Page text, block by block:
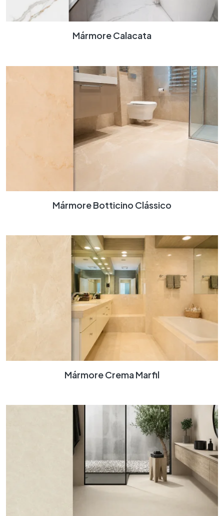
Mármore Calacata
Mármore Botticino Clássico
Mármore Crema Marfil